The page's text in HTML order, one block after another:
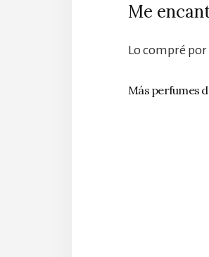
Me
Lo compré
Más perfumes